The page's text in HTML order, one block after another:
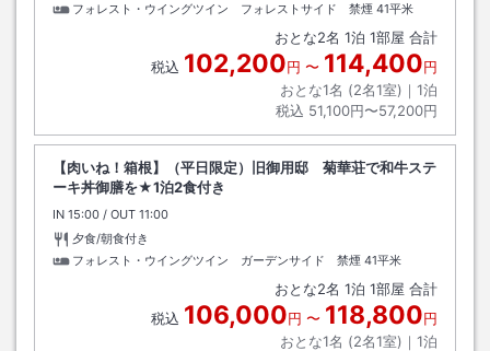
フォレスト・ウイングツイン フォレストサイド 禁煙 41平米
おとな2名 1泊 1部屋 合計
税込 102,200円 〜 114,400円
おとな1名 (2名1室)｜ 1泊
税込 51,100円〜57,200円
【肉いね！箱根】（平日限定）旧御用邸 菊華荘で和牛ステ
ーキ丼御膳を★1泊2食付き
IN チェックイン
15:00 / OUT チェックアウト
11:00
夕食/朝食付き
フォレスト・ウイングツイン ガーデンサイド 禁煙 41平米
おとな2名 1泊 1部屋 合計
税込 106,000円 〜 118,800円
おとな1名 (2名1室)｜ 1泊